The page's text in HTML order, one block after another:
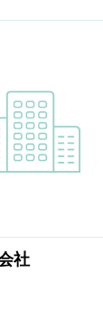
社